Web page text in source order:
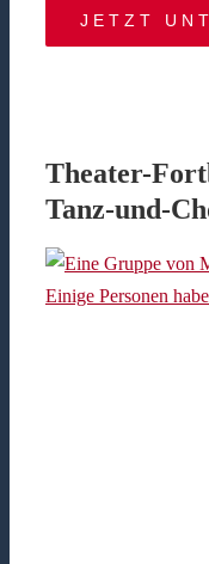
JETZT
Theater-
Tanz-und-